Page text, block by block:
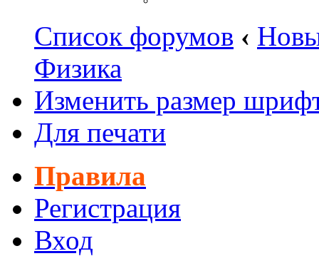
Список форумов ‹
Физика
Изменить размер
Для печати
Правила
Регистрация
Вход